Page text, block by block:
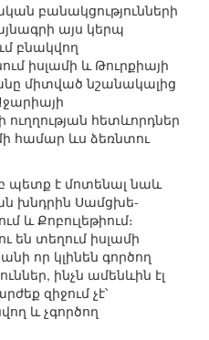
բանակցությունների
այս կերպ
բնակվող
իսլամի և Թուրքիայի
միտված նշանակալից
հետևորդներ
համար ևս ձեռնտու
պետք է մոտենալ նաև
խնդրին Սամցխե-
և Քոբուլեթիում։
են տեղում իսլամի
որ կլինեն գործող
ինչն ամենևին էլ
զիջում չէ՝
և չգործող